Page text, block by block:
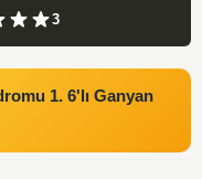
3
1. 6'lı Ganyan